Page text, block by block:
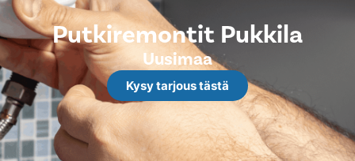
Putkiremontit Pukkila
Uusimaa
Kysy tarjous tästä